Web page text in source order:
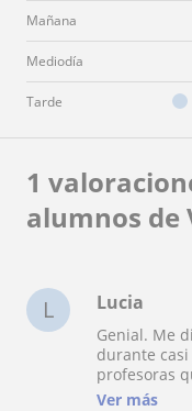
Mañana
Mediodía
Tarde
1
alumnos de
L Lucia
Genial. Me
durante
profesoras
mucho más
Ver más